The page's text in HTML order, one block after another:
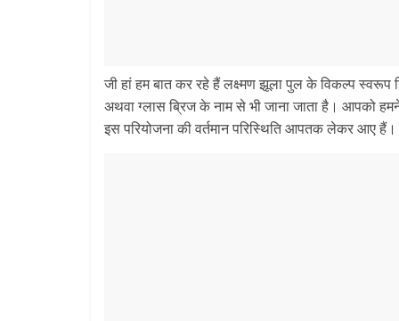
जी हां हम बात कर रहे हैं लक्ष्मण झूला पुल के विकल्प स्वरूप
अथवा ग्लास ब्रिज के नाम से भी जाना जाता है। आपको हमने
इस परियोजना की वर्तमान परिस्थिति आपतक लेकर आए हैं।